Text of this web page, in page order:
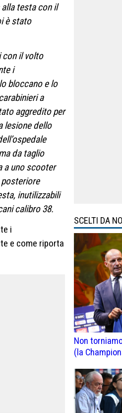
testa con il
è stato
con il volto
i
bloccano e lo
a
aggredito per
lesione dello
da taglio
a uno scooter
inutilizzabili
calibro 38.
i
e come riporta
SCELTI DA
Non
(la